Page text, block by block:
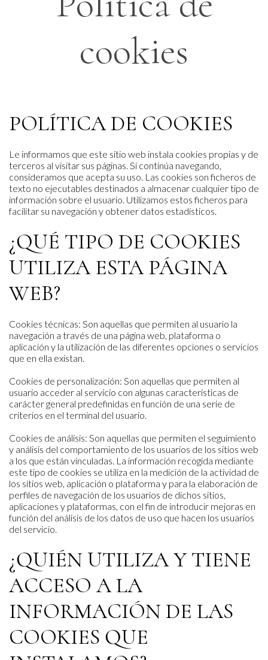
cookies
POLÍTICA DE COOKIES
Le informamos que este sitio web instala cookies propias y de
terceros al visitar sus páginas. Si continúa navegando,
consideramos que acepta su uso. Las cookies son ficheros de
texto no ejecutables destinados a almacenar cualquier tipo de
información sobre el usuario. Utilizamos estos ficheros para
facilitar su navegación y obtener datos estadísticos.
¿QUÉ TIPO DE COOKIES
UTILIZA ESTA PÁGINA
WEB?
Cookies técnicas: Son aquellas que permiten al usuario la
navegación a través de una página web, plataforma o
aplicación y la utilización de las diferentes opciones o servicios
que en ella existan.
Cookies de personalización: Son aquellas que permiten al
usuario acceder al servicio con algunas características de
carácter general predefinidas en función de una serie de
criterios en el terminal del usuario.
Cookies de análisis: Son aquellas que permiten el seguimiento
y análisis del comportamiento de los usuarios de los sitios web
a los que están vinculadas. La información recogida mediante
este tipo de cookies se utiliza en la medición de la actividad de
los sitios web, aplicación o plataforma y para la elaboración de
perfiles de navegación de los usuarios de dichos sitios,
aplicaciones y plataformas, con el fin de introducir mejoras en
función del análisis de los datos de uso que hacen los usuarios
del servicio.
¿QUIÉN UTILIZA Y TIENE
ACCESO A LA
INFORMACIÓN DE LAS
COOKIES QUE